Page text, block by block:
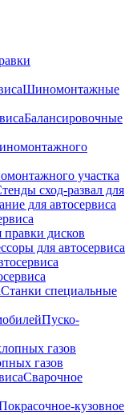
Шиномонтажные
Балансировочные
участка
сход-развал для
правки дисков
для автосервиса
Станки специальные
Пуско-
газов
Сварочное
кузовное